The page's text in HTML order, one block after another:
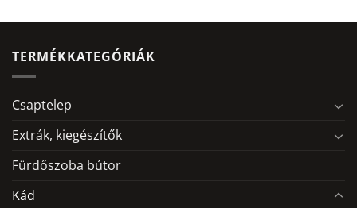
több
variációja
a
választhatók
TERMÉKKATEGÓRIÁK
Csaptelep
Extrák, kiegészítők
Fürdőszoba bútor
Kád